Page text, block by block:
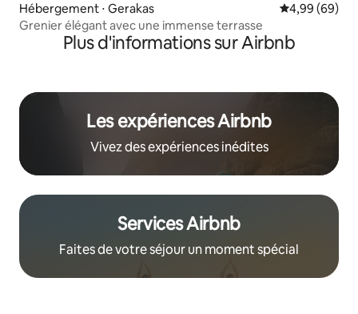
Hébergement ⋅ Gerakas Évaluation
4,99 (69)
Grenier élégant avec une immense terrasse
Plus d'informations sur Airbnb
Les expériences Airbnb
Vivez des expériences inédites
Services Airbnb
Faites de votre séjour un moment spécial